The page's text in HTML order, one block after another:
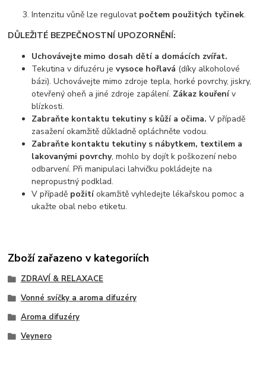
Intenzitu vůně lze regulovat počtem použitých tyčinek.
DŮLEŽITÉ BEZPEČNOSTNÍ UPOZORNĚNÍ:
Uchovávejte mimo dosah dětí a domácích zvířat.
Tekutina v difuzéru jevysoce hořlavá (díky alkoholové
bázi). Uchovávejte mimo zdroje tepla, horké povrchy, jiskry,
otevřený oheň a jiné zdroje zapálení. Zákaz kouřenív
blízkosti.
Zabraňte kontaktu tekutiny s kůží a očima. V případě
zasažení okamžitě důkladně opláchněte vodou.
Zabraňte kontaktu tekutiny s nábytkem, textilem a
lakovanými povrchy, mohlo by dojít k poškození nebo
odbarvení. Při manipulaci lahvičku pokládejte na
nepropustný podklad.
V případě požitíokamžitě vyhledejte lékařskou pomoc a
ukažte obal nebo etiketu.
Zboží zařazeno v kategoriích
ZDRAVÍ & RELAXACE
Vonné svíčky a aroma difuzéry
Aroma difuzéry
Veynero